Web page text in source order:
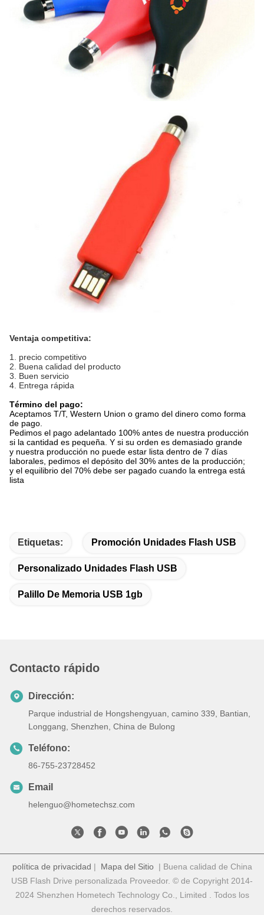
Ventaja competitiva:
1. precio competitivo
2. Buena calidad del producto
3. Buen servicio
4. Entrega rápida
Término del pago:
Aceptamos T/T, Western Union o gramo del dinero como forma
de pago.
Pedimos el pago adelantado 100% antes de nuestra producción
si la cantidad es pequeña. Y si su orden es demasiado grande
y nuestra producción no puede estar lista dentro de 7 días
laborales, pedimos el depósito del 30% antes de la producción;
y el equilibrio del 70% debe ser pagado cuando la entrega está
lista
Etiquetas: Promoción Unidades Flash USB
Personalizado Unidades Flash USB
Palillo De Memoria USB 1gb
Contacto rápido
Dirección:
Parque industrial de Hongshengyuan, camino 339, Bantian,
Longgang, Shenzhen, China de Bulong
Teléfono:
86-755-23728452
Email
helenguo@hometechsz.com
política de privacidad | Mapa del Sitio| Buena calidad de China
USB Flash Drive personalizada Proveedor. © de Copyright 2014-
2024 Shenzhen Hometech Technology Co., Limited . Todos los
derechos reservados.